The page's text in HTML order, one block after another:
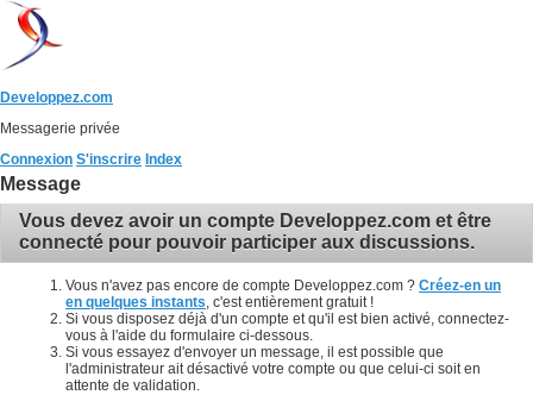
Developpez.com
Messagerie privée
Connexion S'inscrire Index
Message
Vous devez avoir un compte Developpez.com et être
connecté pour pouvoir participer aux discussions.
Vous n'avez pas encore de compte Developpez.com ? Créez-en un
en quelques instants , c'est entièrement gratuit !
Si vous disposez déjà d'un compte et qu'il est bien activé, connectez-
vous à l'aide du formulaire ci-dessous.
Si vous essayez d'envoyer un message, il est possible que
l'administrateur ait désactivé votre compte ou que celui-ci soit en
attente de validation.